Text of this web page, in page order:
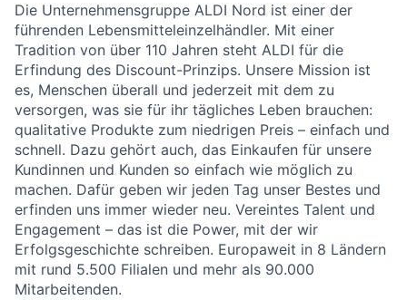
Die Unternehmensgruppe ALDI Nord ist einer der
führenden Lebensmitteleinzelhändler. Mit einer
Tradition von über 110 Jahren steht ALDI für die
Erfindung des Discount-Prinzips. Unsere Mission ist
es, Menschen überall und jederzeit mit dem zu
versorgen, was sie für ihr tägliches Leben brauchen:
qualitative Produkte zum niedrigen Preis – einfach und
schnell. Dazu gehört auch, das Einkaufen für unsere
Kundinnen und Kunden so einfach wie möglich zu
machen. Dafür geben wir jeden Tag unser Bestes und
erfinden uns immer wieder neu. Vereintes Talent und
Engagement – das ist die Power, mit der wir
Erfolgsgeschichte schreiben. Europaweit in 8 Ländern
mit rund 5.500 Filialen und mehr als 90.000
Mitarbeitenden.